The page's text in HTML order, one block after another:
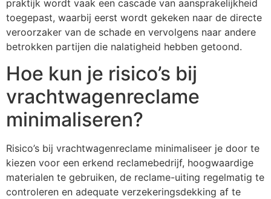
praktijk wordt vaak een cascade van aansprakelijkheid
toegepast, waarbij eerst wordt gekeken naar de directe
veroorzaker van de schade en vervolgens naar andere
betrokken partijen die nalatigheid hebben getoond.
Hoe kun je risico’s bij
vrachtwagenreclame
minimaliseren?
Risico’s bij vrachtwagenreclame minimaliseer je door te
kiezen voor een erkend reclamebedrijf, hoogwaardige
materialen te gebruiken, de reclame-uiting regelmatig te
controleren en adequate verzekeringsdekking af te